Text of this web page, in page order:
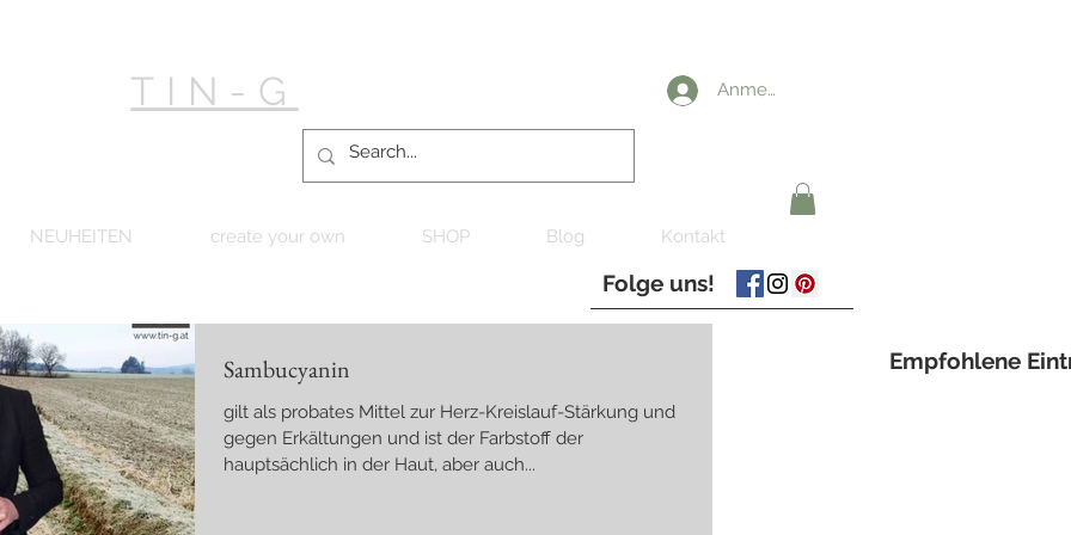
TIN-G Anmelden
NEUHEITEN create your own SHOP Blog Kontakt
Folge uns!
Sambucyanin
gilt als probates Mittel zur Herz-Kreislauf-Stärkung und
gegen Erkältungen und ist der Farbstoff der
hauptsächlich in der Haut, aber auch...
Empfohlene